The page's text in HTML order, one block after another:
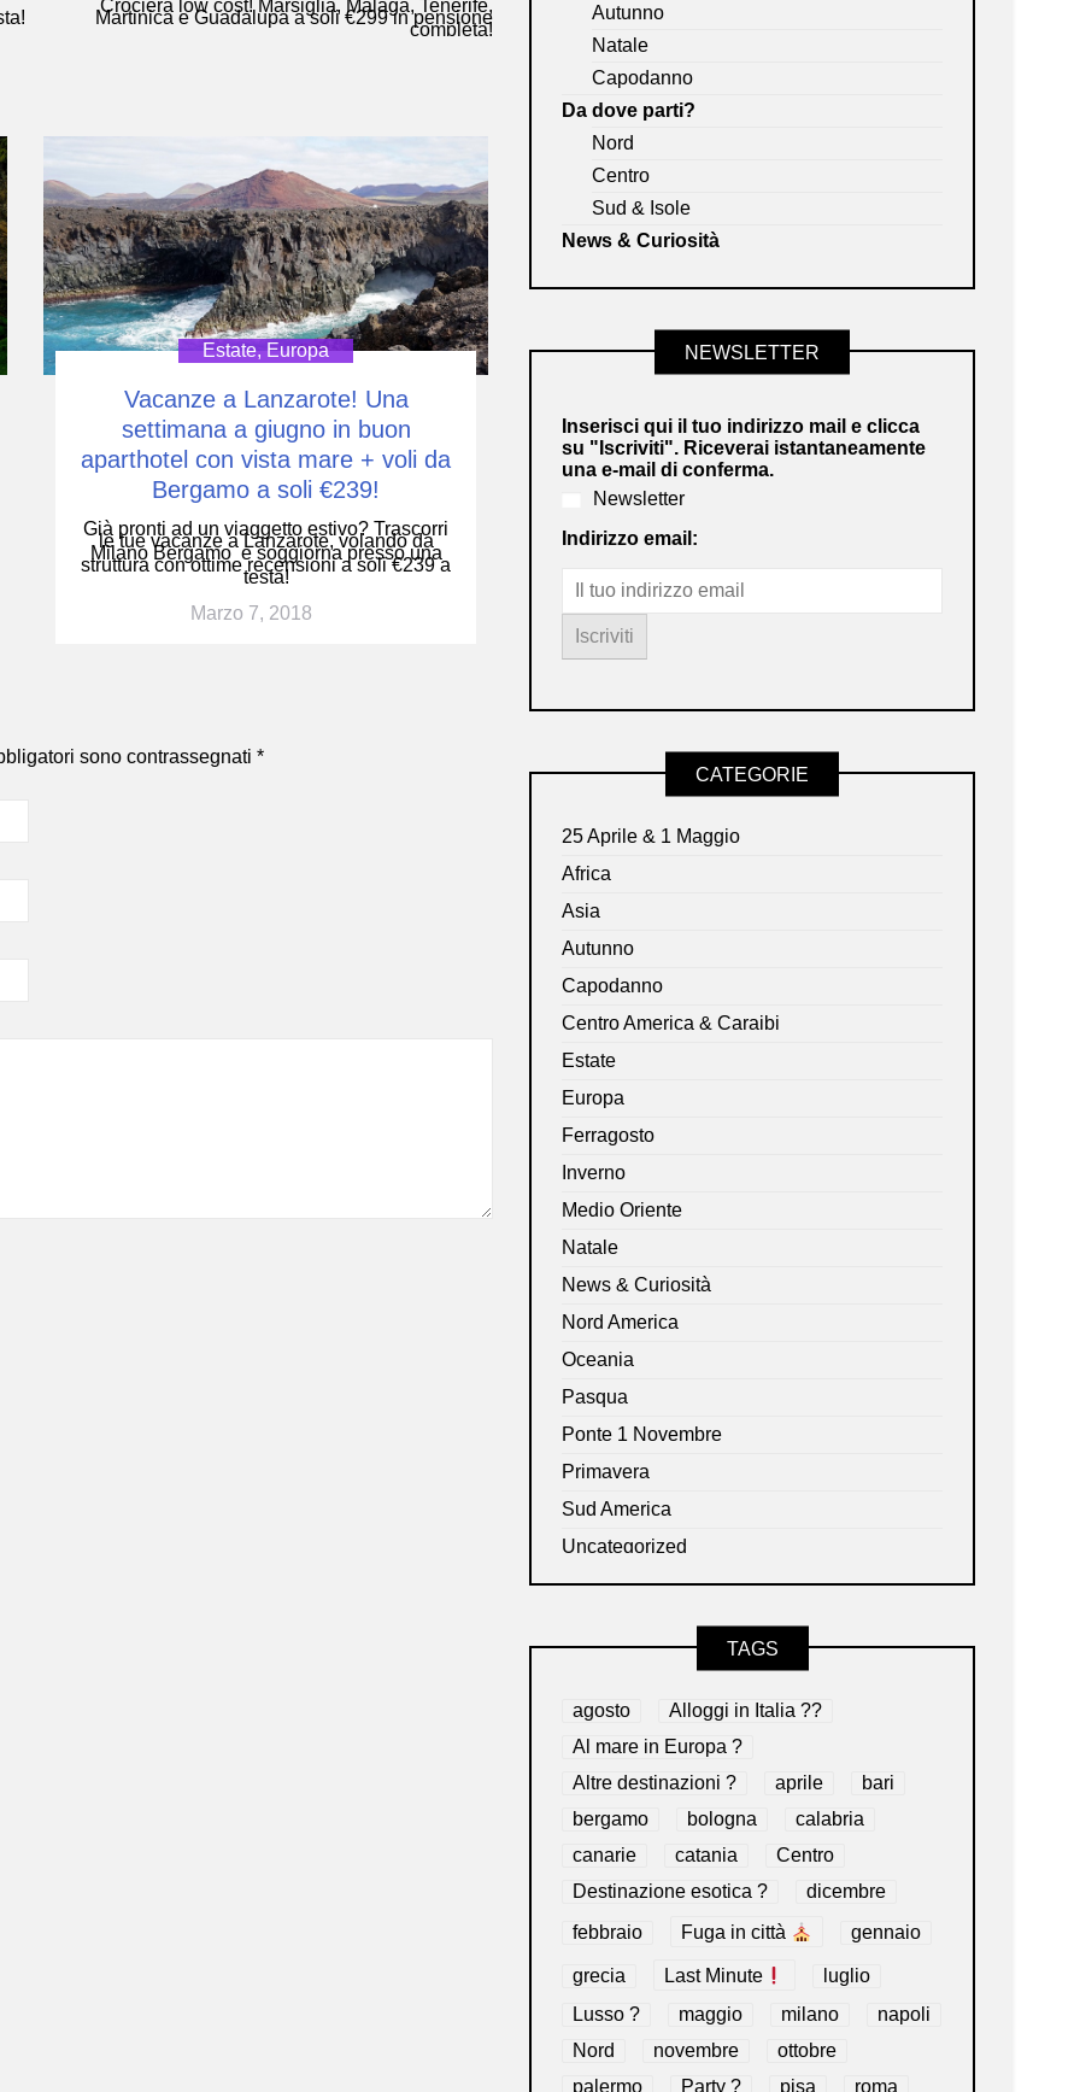
Crociera low cost! Marsiglia, Malaga, Tenerife,
Martinica e Guadalupa a soli €299 in pensione
completa!
Estate,Europa
Vacanze a Lanzarote! Una
settimana a giugno in buon
aparthotel con vista mare + voli da
Bergamo a soli €239!
Già pronti ad un viaggetto estivo? Trascorri
le tue vacanze a Lanzarote, volando da
Milano Bergamo e soggiorna presso una
struttura con ottime recensioni a soli €239 a
testa!
Marzo 7, 2018
sono contrassegnati *
Autunno
Natale
Capodanno
Da dove parti?
Nord
Centro
Sud & Isole
News & Curiosità
NEWSLETTER
Inserisci qui il tuo indirizzo mail e clicca
su "Iscriviti". Riceverai istantaneamente
una e-mail di conferma.
Newsletter
Indirizzo email:
CATEGORIE
25 Aprile & 1 Maggio
Africa
Asia
Autunno
Capodanno
Centro America & Caraibi
Estate
Europa
Ferragosto
Inverno
Medio Oriente
Natale
News & Curiosità
Nord America
Oceania
Pasqua
Ponte 1 Novembre
Primavera
Sud America
Uncategorized
TAGS
agosto
Alloggi in Italia ??
Al mare in Europa ?️
Altre destinazioni ?
aprile
bari
bergamo
bologna
calabria
canarie
catania
Centro
Destinazione esotica ?
dicembre
febbraio Fuga in città gennaio
grecia Last Minute
luglio
Lusso ?
maggio milano
napoli
Nord
novembre
ottobre
palermo
Party ? pisa roma